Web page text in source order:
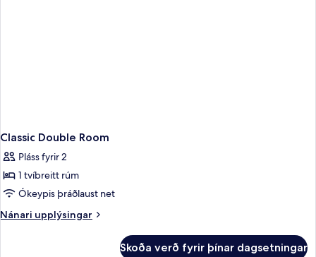
Classic Double Room
Pláss fyrir 2
1 tvíbreitt rúm
Ókeypis þráðlaust net
Nánari upplýsingar
Nánari
Skoða verð fyrir þínar dagsetningar